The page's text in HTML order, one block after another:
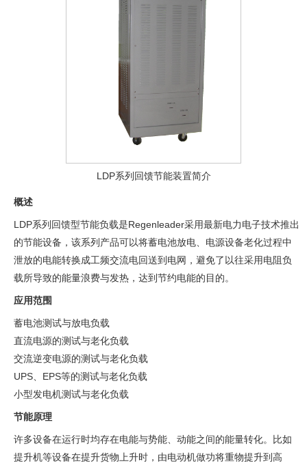
LDP系列回馈节能装置简介
概述
LDP系列回馈型节能负载是Regenleader采用最新电力电子技术推出
的节能设备，该系列产品可以将蓄电池放电、电源设备老化过程中
泄放的电能转换成工频交流电回送到电网，避免了以往采用电阻负
载所导致的能量浪费与发热，达到节约电能的目的。
应用范围
蓄电池测试与放电负载
直流电源的测试与老化负载
交流逆变电源的测试与老化负载
UPS、EPS等的测试与老化负载
小型发电机测试与老化负载
节能原理
许多设备在运行时均存在电能与势能、动能之间的能量转化。比如
提升机等设备在提升货物上升时，由电动机做功将重物提升到高